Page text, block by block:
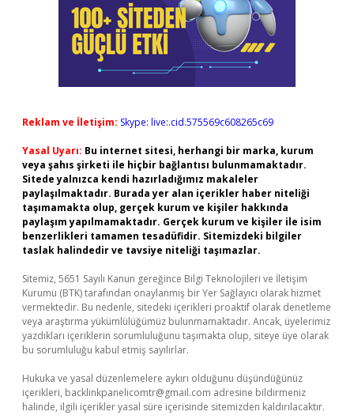
Reklam ve İletişim: Skype: live:.cid.575569c608265c69
Yasal Uyarı: Bu internet sitesi, herhangi bir marka, kurum
veya şahıs şirketi ile hiçbir bağlantısı bulunmamaktadır.
Sitede yalnızca kendi hazırladığımız makaleler
paylaşılmaktadır. Burada yer alan içerikler haber niteliği
taşımamakta olup, gerçek kurum ve kişiler hakkında
paylaşım yapılmamaktadır. Gerçek kurum ve kişiler ile isim
benzerlikleri tamamen tesadüfidir. Sitemizdeki bilgiler
taslak halindedir ve tavsiye niteliği taşımazlar.
Sitemiz, 5651 Sayılı Kanun gereğince Bilgi Teknolojileri ve İletişim
Kurumu (BTK) tarafından onaylanmış bir Yer Sağlayıcı olarak hizmet
vermektedir. Bu nedenle, sitedeki içerikleri proaktif olarak denetleme
veya araştırma yükümlülüğümüz bulunmamaktadır. Ancak, üyelerimiz
yazdıkları içeriklerin sorumluluğunu taşımakta olup, siteye üye olarak
bu sorumluluğu kabul etmiş sayılırlar.
Hukuka ve yasal düzenlemelere aykırı olduğunu düşündüğünüz
içerikleri, backlinkpanelicomtr@gmail.com adresine bildirmeniz
halinde, ilgili içerikler yasal süre içerisinde sitemizden kaldırılacaktır.